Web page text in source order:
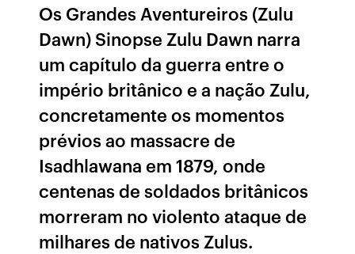
Os Grandes Aventureiros (Zulu
Dawn) Sinopse Zulu Dawn narra
um capítulo da guerra entre o
império britânico e a nação Zulu,
concretamente os momentos
prévios ao massacre de
Isadhlawana em 1879, onde
centenas de soldados britânicos
morreram no violento ataque de
milhares de nativos Zulus.